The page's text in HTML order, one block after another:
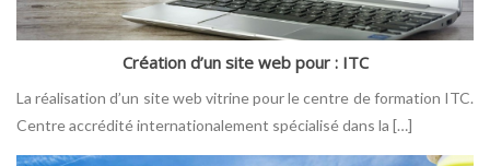
Création d’un site web pour : ITC
La réalisation d’un site web vitrine pour le centre de formation ITC.
Centre accrédité internationalement spécialisé dans la […]